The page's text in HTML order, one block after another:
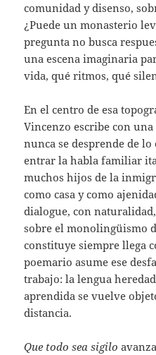
comunidad y disenso,
¿Puede un monasterio
pregunta no busca
una escena imaginaria
vida, qué ritmos, qué
En el centro de esa
Vincenzo escribe con
nunca se desprende de
entrar la habla familiar
muchos hijos de la
como casa y como
dialogue, con
sobre el monolingüismo
constituye siempre llega
poemario asume ese
trabajo: la lengua
aprendida se vuelve
distancia.
Que todo sea sigilo